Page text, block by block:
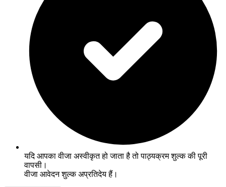
यदि आपका वीजा अस्वीकृत हो जाता है तो पाठ्यक्रम शुल्क की पूरी
वापसी।
वीजा आवेदन शुल्क अप्रतिदेय हैं।